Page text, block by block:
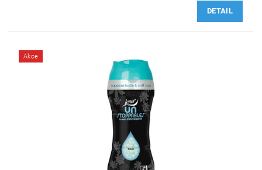
DETAIL
Akce